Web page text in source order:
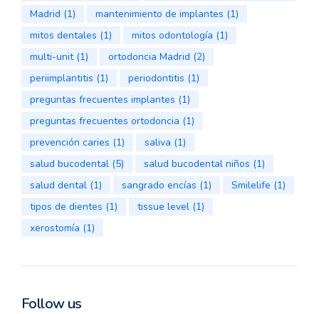
Madrid (1) mantenimiento de implantes (1)
mitos dentales (1) mitos odontología (1)
multi-unit(1) ortodoncia Madrid (2)
periimplantitis (1) periodontitis (1)
preguntas frecuentes implantes (1)
preguntas frecuentes ortodoncia (1)
prevención caries (1) saliva (1)
salud bucodental (5) salud bucodental niños (1)
salud dental (1) sangrado encías (1) Smilelife (1)
tipos de dientes (1) tissue level (1)
xerostomía (1)
Follow us